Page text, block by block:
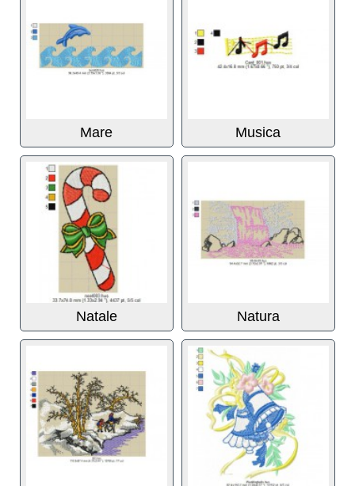
Mare Musica
Natale Natura